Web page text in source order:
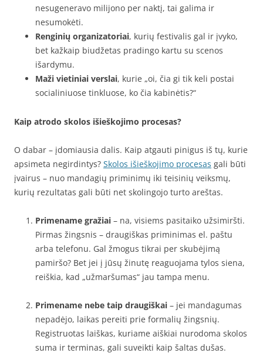
nesugeneravo milijono per naktį, tai galima ir
nesumokėti.
Renginių organizatoriai, kurių festivalis gal ir įvyko,
bet kažkaip biudžetas pradingo kartu su scenos
išardymu.
Maži vietiniai verslai, kurie „oi, čia gi tik keli postai
socialiniuose tinkluose, ko čia kabinėtis?“
Kaip atrodo skolos išieškojimo procesas?
O dabar – įdomiausia dalis. Kaip atgauti pinigus iš tų, kurie
apsimeta negirdintys? Skolos išieškojimo procesas gali būti
įvairus – nuo mandagių priminimų iki teisinių veiksmų,
kurių rezultatas gali būti net skolingojo turto areštas.
Primename gražiai – na, visiems pasitaiko užsimiršti.
Pirmas žingsnis – draugiškas priminimas el. paštu
arba telefonu. Gal žmogus tikrai per skubėjimą
pamiršo? Bet jei į jūsų žinutę reaguojama tylos siena,
reiškia, kad „užmaršumas“ jau tampa menu.
Primename nebe taip draugiškai – jei mandagumas
nepadėjo, laikas pereiti prie formalių žingsnių.
Registruotas laiškas, kuriame aiškiai nurodoma skolos
suma ir terminas, gali suveikti kaip šaltas dušas.